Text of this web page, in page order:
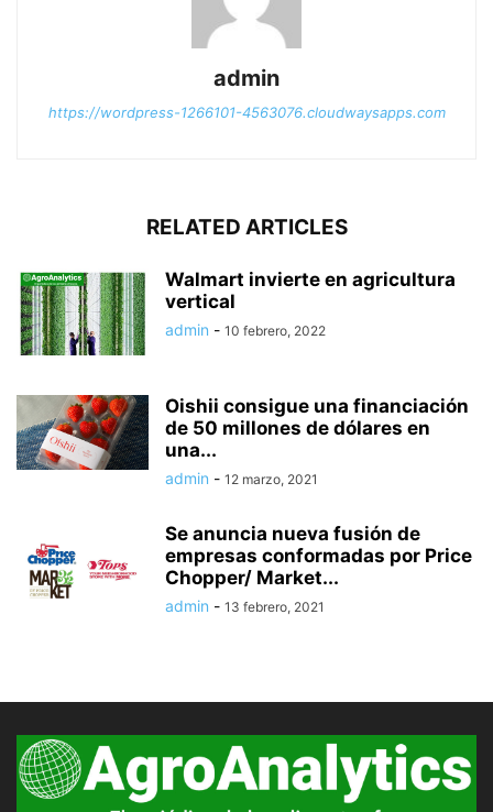
admin
https://wordpress-1266101-4563076.cloudwaysapps.com
RELATED ARTICLES
Walmart invierte en agricultura
vertical
admin - 10 febrero, 2022
Oishii consigue una financiación
de 50 millones de dólares en
una...
admin - 12 marzo, 2021
Se anuncia nueva fusión de
empresas conformadas por Price
Chopper/ Market...
admin - 13 febrero, 2021